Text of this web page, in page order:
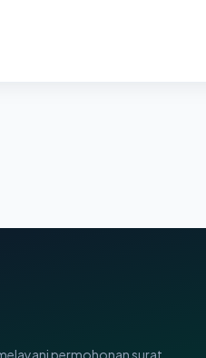
permohonan surat,